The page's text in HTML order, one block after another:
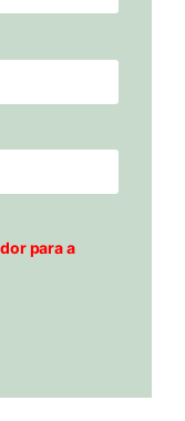
para a